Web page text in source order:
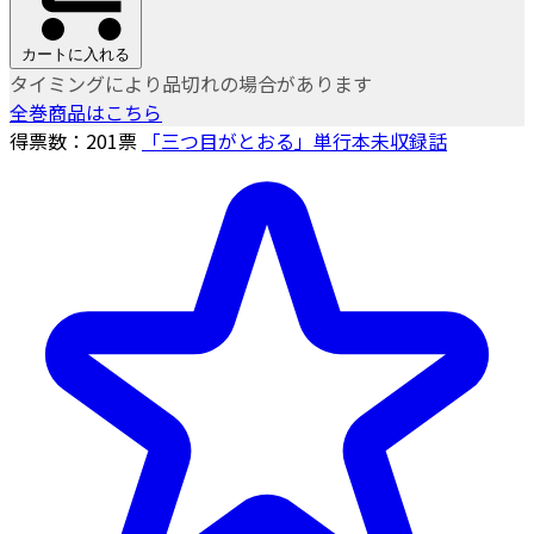
カートに入れる
タイミングにより品切れの場合があります
全巻商品はこちら
得票数： 201票 「三つ目がとおる」単行本未収録話